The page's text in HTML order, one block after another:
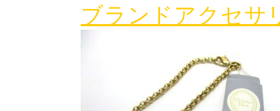
ブランドアクセサ